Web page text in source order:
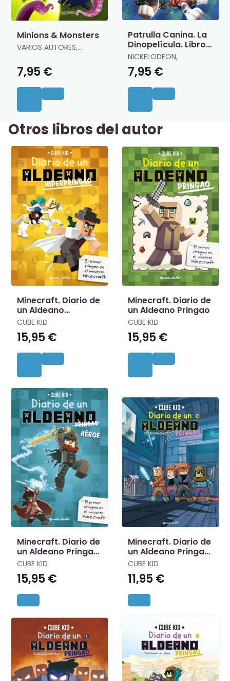
Minions & Monsters
VARIOS AUTORES,
7,95 €
Patrulla Canina. La
Dinopelícula. Libro
de Colorear
NICKELODEON,
7,95 €
Otros libros del autor
Minecraft. Diario de
un Aldeano
Hiperpringao
CUBE KID
15,95 €
Minecraft. Diario de
un Aldeano Pringao
CUBE KID
15,95 €
Minecraft. Diario de
un Aldeano Pringao.
Héroe
CUBE KID
15,95 €
Minecraft. Diario de
un Aldeano Pringao.
Cómic 10
CUBE KID
11,95 €